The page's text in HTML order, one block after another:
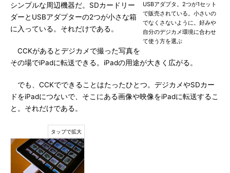
USBアダプタ。2つが1セット
で販売されている。小さいの
でなくさないように。好みや
自分のデジカメ環境に合わせ
て使う方を選ぶ
シンプルな周辺機器だ。SDカードリー
ダーとUSBアダプターの2つが小さな箱
に入っている。それだけである。
CCKがあるとデジカメで撮った写真を
その場でiPadに転送できる。iPadの用途が大きく広がる。
でも、CCKでできることはたったひとつ。デジカメやSDカー
ドをiPadにつないで、そこにある画像や映像をiPadに転送するこ
と。それだけである。